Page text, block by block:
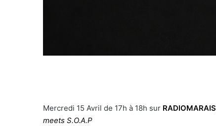
Mercredi 15 Avril de 17h à 18h sur RADIOMARAIS
meets S.O.A.P